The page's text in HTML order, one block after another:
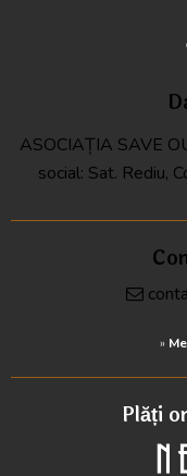
ASOCIAȚIA SAVE
social: Sat. Rediu,
»
Plăți